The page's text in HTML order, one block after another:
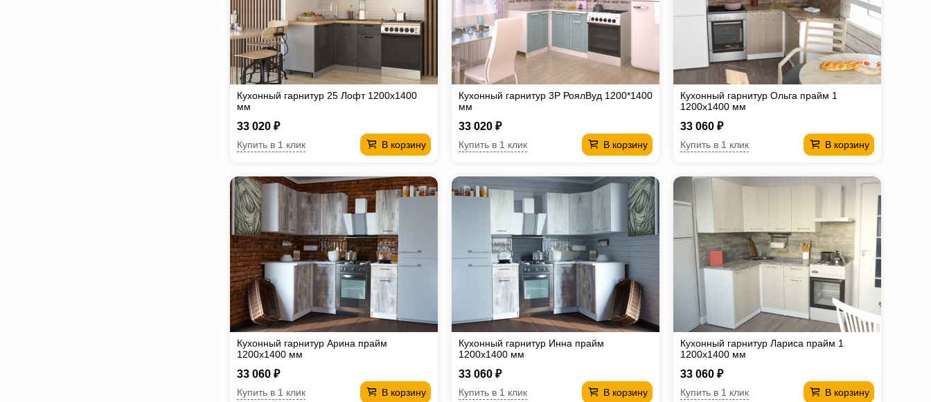
Кухонный гарнитур 25 Лофт 1200х1400
мм
33 020 ₽
В корзину
Купить в 1 клик
Кухонный гарнитур 3Р РоялВуд 1200*1400
мм
33 020 ₽
В корзину
Купить в 1 клик
Кухонный гарнитур Ольга прайм 1
1200х1400 мм
33 060 ₽
В корзину
Купить в 1 клик
Кухонный гарнитур Арина прайм
1200х1400 мм
33 060 ₽
В корзину
Купить в 1 клик
Кухонный гарнитур Инна прайм
1200х1400 мм
33 060 ₽
В корзину
Купить в 1 клик
Кухонный гарнитур Лариса прайм 1
1200х1400 мм
33 060 ₽
В корзину
Купить в 1 клик